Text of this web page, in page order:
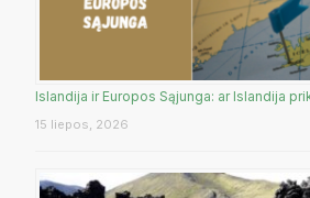
Islandija ir Europos Sąjunga: ar Islandija
15 liepos, 2026